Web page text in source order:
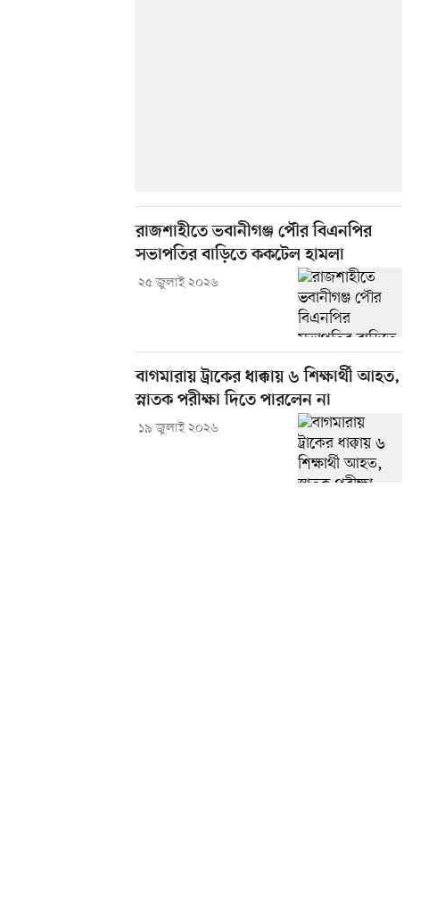
রাজশাহীতে ভবানীগঞ্জ পৌর বিএনপির
সভাপতির বাড়িতে ককটেল হামলা
২৫ জুলাই ২০২৬
বাগমারায় ট্রাকের ধাক্কায় ৬ শিক্ষার্থী আহত,
স্নাতক পরীক্ষা দিতে পারলেন না
১৯ জুলাই ২০২৬